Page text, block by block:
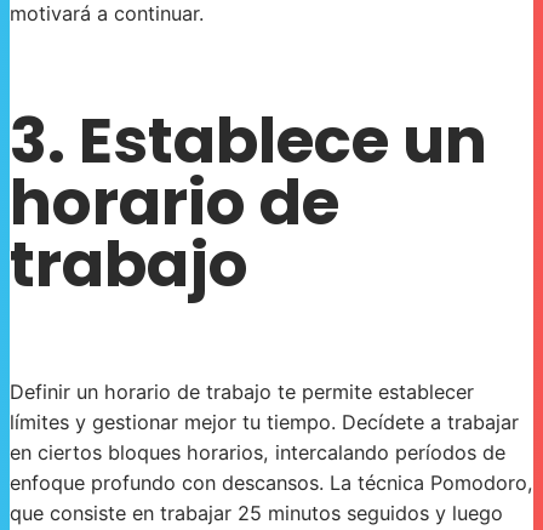
motivará a continuar.
3. Establece un
horario de
trabajo
Definir un horario de trabajo te permite establecer
límites y gestionar mejor tu tiempo. Decídete a trabajar
en ciertos bloques horarios, intercalando períodos de
enfoque profundo con descansos. La técnica Pomodoro,
que consiste en trabajar 25 minutos seguidos y luego